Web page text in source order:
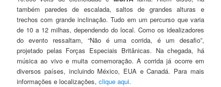
também paredes de escalada, saltos de grandes alturas e
trechos com grande inclinação. Tudo em um percurso que varia
de 10 a 12 milhas, dependendo do local. Como os idealizadores
do evento ressaltam, “Não é uma corrida, é um desafio”,
projetado pelas Forças Especiais Britânicas. Na chegada, há
música ao vivo e muita comemoração. A corrida já ocorre em
diversos países, incluindo México, EUA e Canadá. Para mais
informações e localizações,clique aqui.